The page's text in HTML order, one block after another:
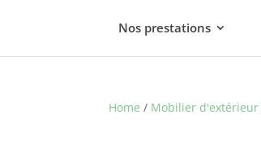
Nos prestations
Home / Mobilier d'extérieur